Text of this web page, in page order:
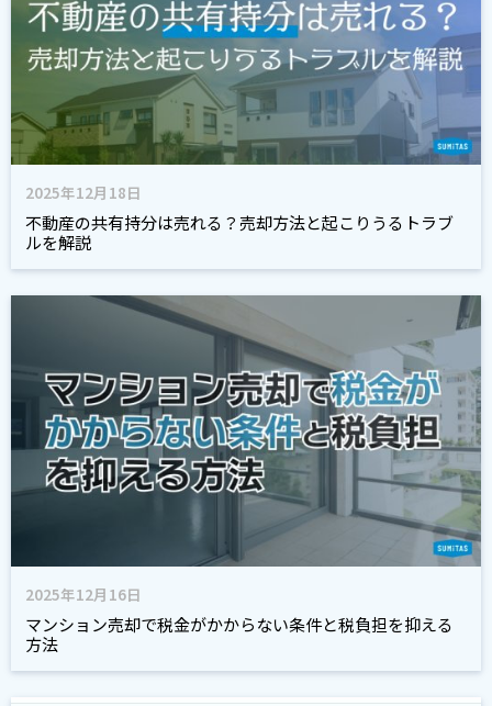
2025年12月18日
不動産の共有持分は売れる？売却方法と起こりうるトラブ
ルを解説
2025年12月16日
マンション売却で税金がかからない条件と税負担を抑える
方法